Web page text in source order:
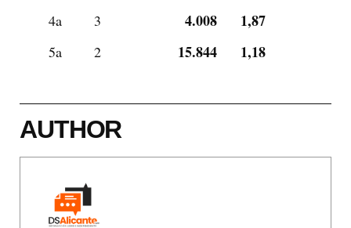
4a 3 4.008 1,87
5a 2 15.844 1,18
AUTHOR